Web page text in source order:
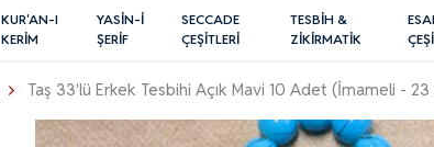
KUR'AN-I
KERİM
YASİN-İ
ŞERİF
SECCADE
ÇEŞİTLERİ
TESBİH &
ZİKİRMATİK
Taş 33'lü Erkek Tesbihi Açık Mavi 10 Adet (İmameli -